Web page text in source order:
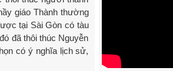
giáo Thành thường
tại Sài Gòn có tàu
đã thôi thúc Nguyễn
có ý nghĩa lịch sử,